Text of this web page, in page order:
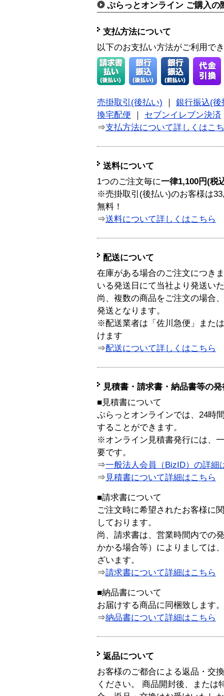
ぷらっとオンライン ご購入の
支払方法について
以下のお支払い方法がご利用で
売掛取引(後払い)
銀行振込(後
換宅配便
セブンイレブン決済
⇒支払方法について詳しくはこ
送料について
1つのご注文毎に一律1,100円(税
※売掛取引(後払い)のお客様は
無料！
⇒送料について詳しくはこちら
配送について
在庫がある場合のご注文につき
いる発送日にて当社より発送い
尚、複数の商品をご注文の場合
発送となります。
※配送業者は「佐川急便」また
けます
⇒配送について詳しくはこちら
見積書・請求書・納品書等の
■見積書について
ぷらっとオンラインでは、24時
することができます。
※オンライン見積書発行には、
要です。
⇒一般法人会員（BizID）の詳細
⇒ 見積書について詳細はこちら
■請求書について
ご注文時に希望されたお客様に
しております。
尚、請求書は、営業時間内での
かかる場合等）によりましては
ざいます。
⇒請求書について詳細はこちら
■納品書について
お届けする商品に同梱致します。
⇒納品書について詳細はこちら
返品について
お客様のご都合による返品・交
ください。 商品開封後、または